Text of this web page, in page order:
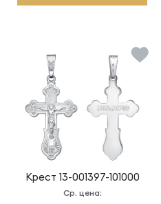
Крест 13-001397-101000
Ср. цена: